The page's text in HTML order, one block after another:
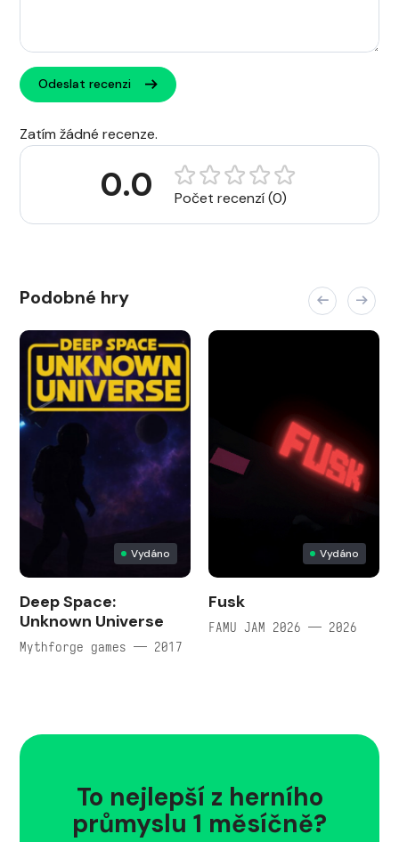
Odeslat recenzi
Zatím žádné recenze.
0.0 Počet recenzí (0)
Podobné hry
Vydáno
Deep Space:
Unknown Universe
Mythforge games — 2017
Vydáno
Fusk
FAMU JAM 2026 — 2026
To nejlepší z herního
průmyslu 1 měsíčně?